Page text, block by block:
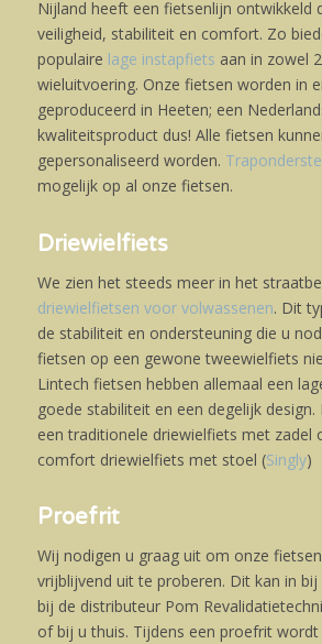
Nijland heeft een fietsenlijn ontwikkeld
veiligheid, stabiliteit en comfort. Zo
populaire lage instapfiets aan in zowel
wieluitvoering. Onze fietsen worden in
geproduceerd in Heeten; een
kwaliteitsproduct dus! Alle fietsen
gepersonaliseerd worden.
mogelijk op al onze fietsen.
Driewielfiets
We zien het steeds meer in het
driewielfietsen voor volwassenen. Dit
de stabiliteit en ondersteuning die u
fietsen op een gewone tweewielfiets
Lintech fietsen hebben allemaal een
goede stabiliteit en een degelijk design.
een traditionele driewielfiets met zadel
comfort driewielfiets met stoel (Singly)
Proefrit
Wij nodigen u graag uit om onze
vrijblijvend uit te proberen. Dit kan in
bij de distributeur Pom
of bij u thuis. Tijdens een proefrit wordt